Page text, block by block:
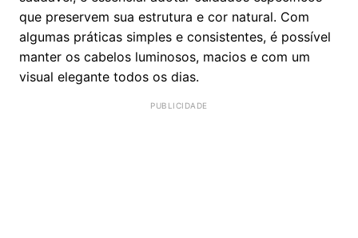
que preservem sua estrutura e cor natural. Com
algumas práticas simples e consistentes, é possível
manter os cabelos luminosos, macios e com um
visual elegante todos os dias.